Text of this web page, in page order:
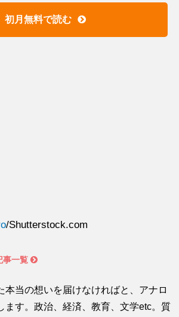
初月無料で読む
/Shutterstock.com
事一覧
本当の想いを届けなければと、アナロ
ます。政治、経済、教育、文学etc。質